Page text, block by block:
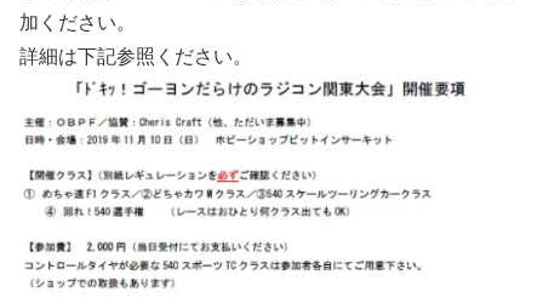
加ください。
詳細は下記参照ください。